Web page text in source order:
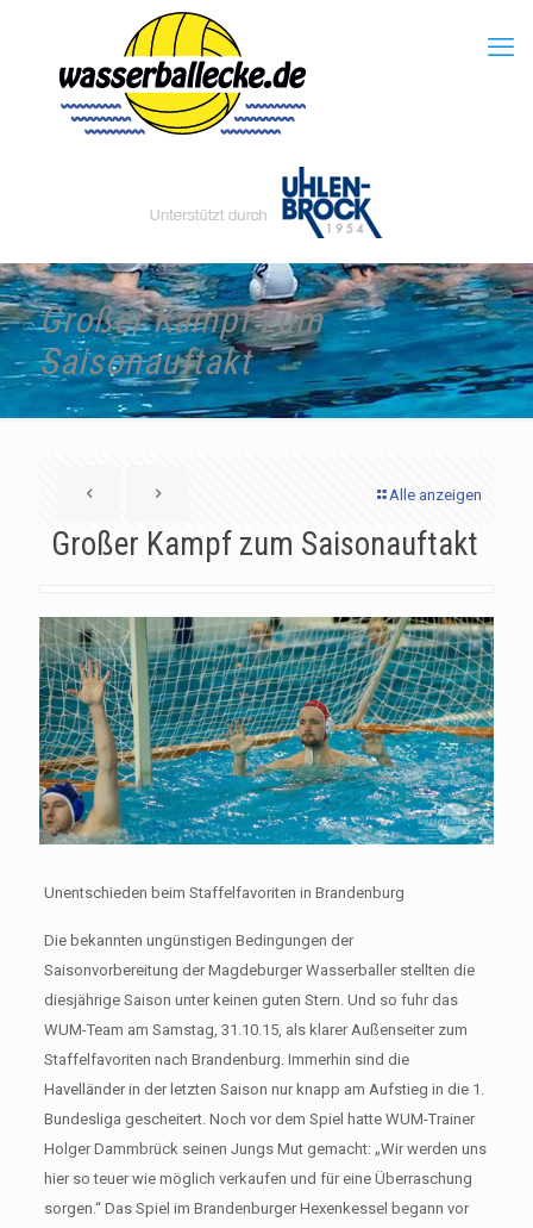
Großer Kampf zum
Saisonauftakt
Alle anzeigen
Großer Kampf zum Saisonauftakt
Unentschieden beim Staffelfavoriten in Brandenburg
Die bekannten ungünstigen Bedingungen der
Saisonvorbereitung der Magdeburger Wasserballer stellten die
diesjährige Saison unter keinen guten Stern. Und so fuhr das
WUM-Team am Samstag, 31.10.15, als klarer Außenseiter zum
Staffelfavoriten nach Brandenburg. Immerhin sind die
Havelländer in der letzten Saison nur knapp am Aufstieg in die 1.
Bundesliga gescheitert. Noch vor dem Spiel hatte WUM-Trainer
Holger Dammbrück seinen Jungs Mut gemacht: „Wir werden uns
hier so teuer wie möglich verkaufen und für eine Überraschung
sorgen.“ Das Spiel im Brandenburger Hexenkessel begann vor